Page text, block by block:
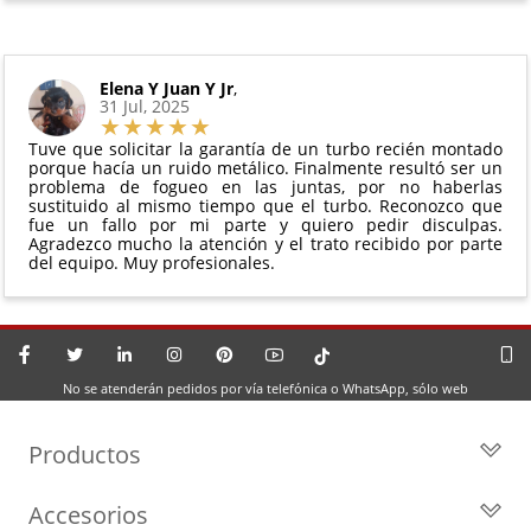
Elena Y Juan Y Jr,
31 Jul, 2025
Tuve que solicitar la garantía de un turbo recién montado
porque hacía un ruido metálico. Finalmente resultó ser un
problema de fogueo en las juntas, por no haberlas
sustituido al mismo tiempo que el turbo. Reconozco que
fue un fallo por mi parte y quiero pedir disculpas.
Agradezco mucho la atención y el trato recibido por parte
del equipo. Muy profesionales.
No se atenderán pedidos por vía telefónica o WhatsApp, sólo web
Productos
Turbos por Marca
Accesorios